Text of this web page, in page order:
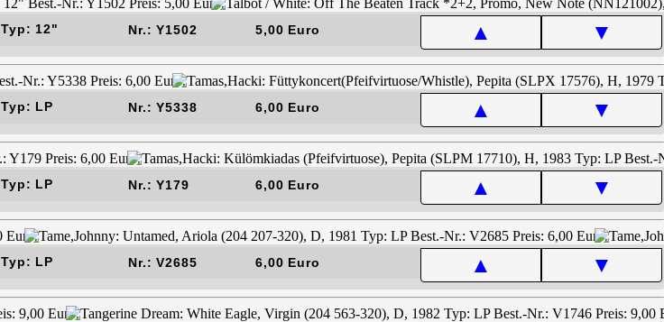
Typ: 12" Nr.: Y1502 5,00 Euro ▲ ▼
Typ: LP Nr.: Y5338 6,00 Euro ▲ ▼
Typ: LP Nr.: Y179 6,00 Euro ▲ ▼
Typ: LP Nr.: V2685 6,00 Euro ▲ ▼